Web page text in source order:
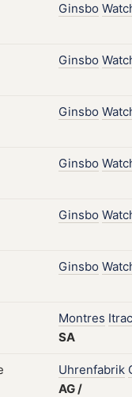
Ginsbo
Ginsbo
Ginsbo
Ginsbo
Ginsbo
Ginsbo
Montres
SA
Uhrenfabrik
AG/